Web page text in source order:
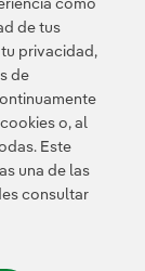
como
de tus
privacidad,
de
o, al
Este
una de las
consultar